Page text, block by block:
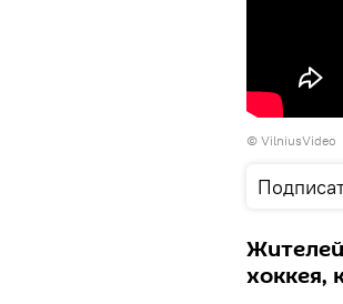
© VilniusVideo
хоккея,